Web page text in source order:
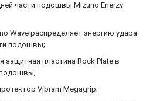
части подошвы Mizuno Enerzy
Wave распределяет энергию удара
подошвы;
защитная пластина Rock Plate в
подошвы;
Vibram Megagrip;